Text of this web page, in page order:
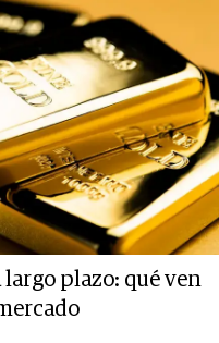
plazo: qué ven